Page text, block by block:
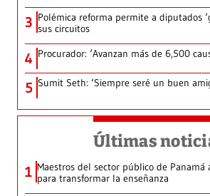
3 Polémica reforma permite a diputados
sus circuitos
4 Procurador: ‘Avanzan más de 6,500
5 Sumit Seth: ‘Siempre seré un buen
Últimas
1 Maestros del sector público de Panamá
para transformar la enseñanza